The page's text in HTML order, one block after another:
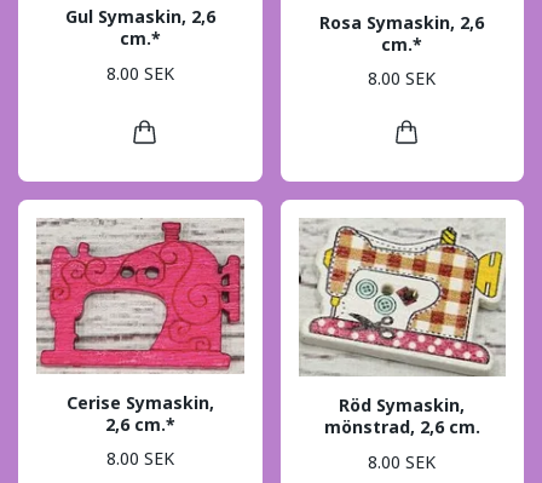
Gul Symaskin, 2,6
cm.*
8.00 SEK
Rosa Symaskin, 2,6
cm.*
8.00 SEK
Cerise Symaskin,
2,6 cm.*
8.00 SEK
Röd Symaskin,
mönstrad, 2,6 cm.
8.00 SEK